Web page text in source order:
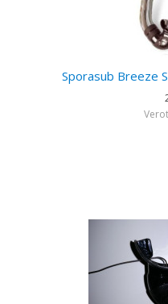
Sporasub Breeze